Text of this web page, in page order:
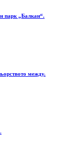
парк „Балкан“.
между.